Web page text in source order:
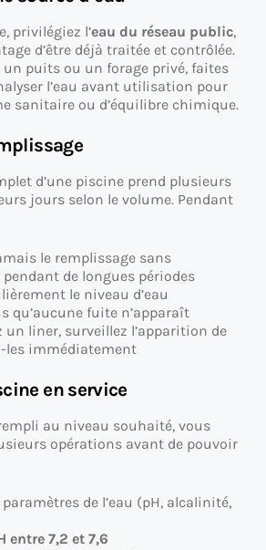
privilégiez l’eau du réseau public,
d’être déjà traitée et contrôlée.
un puits ou un forage privé, faites
l’eau avant utilisation pour
sanitaire ou d’équilibre chimique.
d’une piscine prend plusieurs
jours selon le volume. Pendant
le remplissage sans
de longues périodes
le niveau d’eau
qu’aucune fuite n’apparaît
un liner, surveillez l’apparition de
les immédiatement
en service
au niveau souhaité, vous
opérations avant de pouvoir
paramètres de l’eau (pH, alcalinité,
entre 7,2 et 7,6